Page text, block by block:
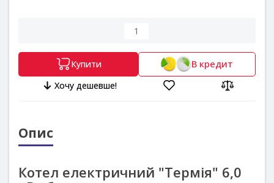
Купити В кредит
Хочу дешевше!
Опис
Котел електричний "Термія" 6,0